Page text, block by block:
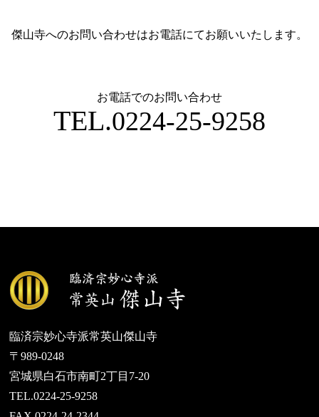
傑山寺へのお問い合わせはお電話にてお願いいたします。
お電話でのお問い合わせ
TEL.0224-25-9258
臨済宗妙心寺派常英山傑山寺
〒989-0248
宮城県白石市南町2丁目7-20
TEL.0224-25-9258